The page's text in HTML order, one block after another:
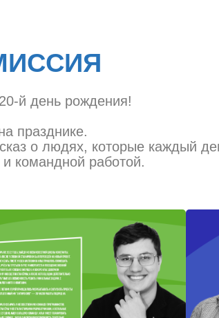
й день рождения!
празднике.
о людях, которые каждый
командной работой.